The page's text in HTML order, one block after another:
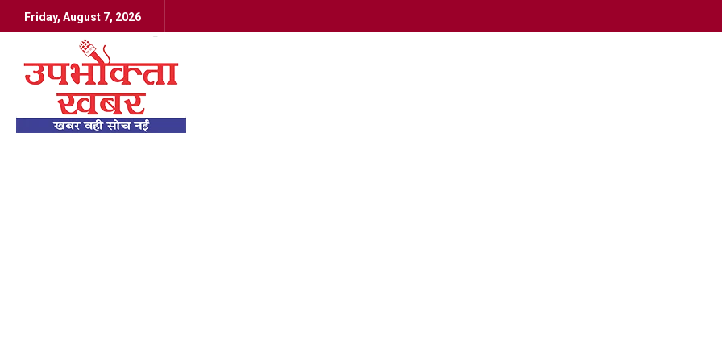
Friday, August 7, 2026